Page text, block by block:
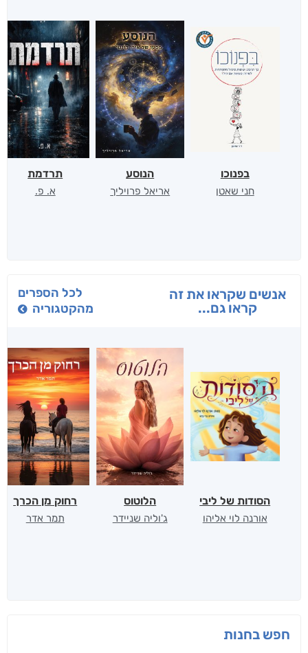
חפש בחנות
בפנוכו
חני שאטן
הנוסע
אריאל פרויליך
תרדמת
א. פ.
אנשים שקראו את זה
קראו גם...
לכל הספרים
מהקטגוריה
הסודות של ליבי
אורנה לוי אליהו
הלוטוס
ג'וליה שניידר
רחוק מן הכרך
תמר אדר